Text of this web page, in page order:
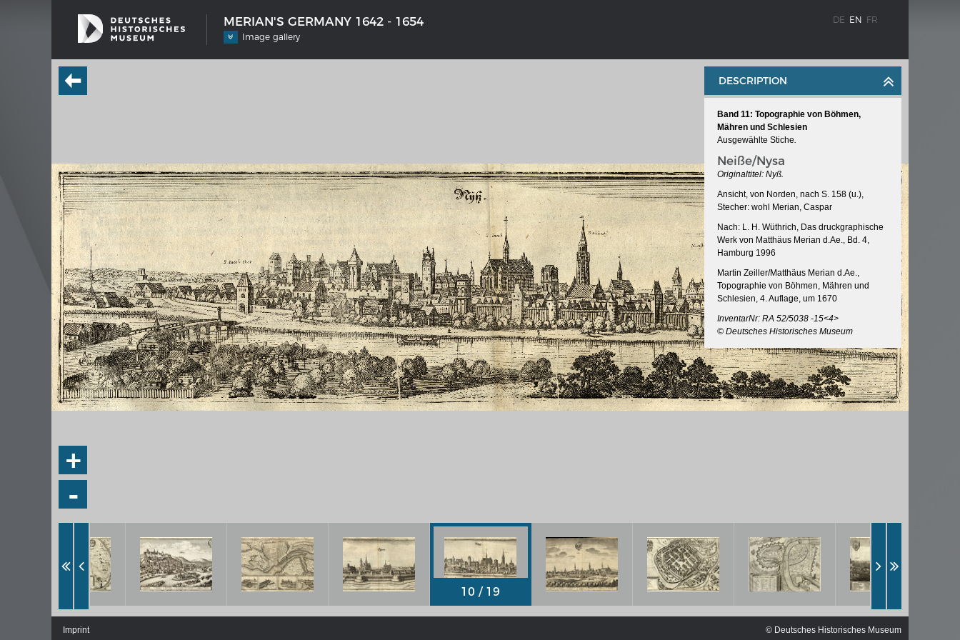
MERIAN'S GERMANY 1642 - 1654
Image gallery
DE EN FR
SHIP TYPES
Milestones in the history of European
shipbuilding
MERIAN'S GERMANY 1642 - 1654
Interaktive Karte
Image gallery
Imprint
Wissenswert
THE RHINE FROM BASEL TO KOBLENZ
Entirely new depiction of the Rhine river
1794
Details of the historical map
French-German history alongside the
Rhine
Chronologie der deutsch-französischen
Geschichte
WEIMAR: THE ESSENCE AND VALUE OF
DEMOCRACY
Government programme
+
-
DESCRIPTION
Band 11: Topographie von Böhmen,
Mähren und Schlesien
Ausgewählte Stiche.
Neiße/Nysa
Originaltitel: Nyß.
Ansicht, von Norden, nach S. 158 (u.),
Stecher: wohl Merian, Caspar
Nach: L. H. Wüthrich, Das druckgraphische
Werk von Matthäus Merian d.Ae., Bd. 4,
Hamburg 1996
Martin Zeiller/Matthäus Merian d.Ae.,
Topographie von Böhmen, Mähren und
Schlesien, 4. Auflage, um 1670
InventarNr: RA 52/5038 -15<4>
© Deutsches Historisches Museum
Imprint © Deutsches Historisches Museum